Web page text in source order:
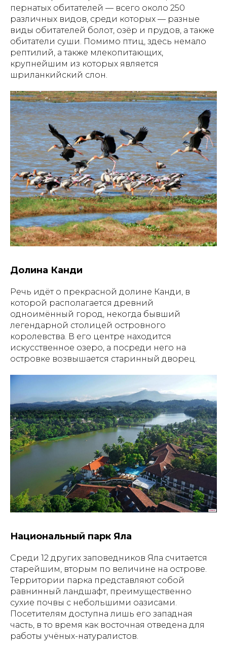
пернатых обитателей — всего около 250
различных видов, среди которых — разные
виды обитателей болот, озёр и прудов, а также
обитатели суши. Помимо птиц, здесь немало
рептилий, а также млекопитающих,
крупнейшим из которых является
шриланкийский слон.
Долина Канди
Речь идёт о прекрасной долине Канди, в
которой располагается древний
одноимённый город, некогда бывший
легендарной столицей островного
королевства. В его центре находится
искусственное озеро, а посреди него на
островке возвышается старинный дворец.
Национальный парк Яла
Среди 12 других заповедников Яла считается
старейшим, вторым по величине на острове.
Территории парка представляют собой
равнинный ландшафт, преимущественно
сухие почвы с небольшими оазисами.
Посетителям доступна лишь его западная
часть, в то время как восточная отведена для
работы учёных-натуралистов.